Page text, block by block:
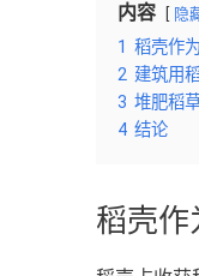
内容 隐
1 稻壳作
2 建筑用
3 堆肥稻
4 结论
稻壳作